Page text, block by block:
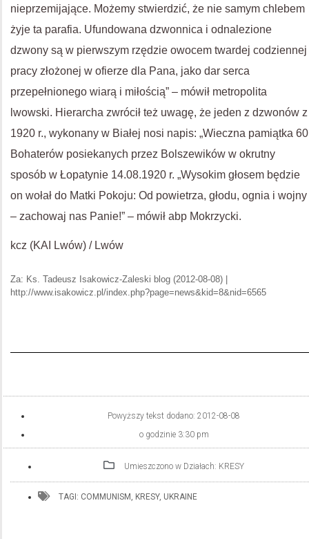
nieprzemijające. Możemy stwierdzić, że nie samym chlebem
żyje ta parafia. Ufundowana dzwonnica i odnalezione
dzwony są w pierwszym rzędzie owocem twardej codziennej
pracy złożonej w ofierze dla Pana, jako dar serca
przepełnionego wiarą i miłością” – mówił metropolita
lwowski. Hierarcha zwrócił też uwagę, że jeden z dzwonów z
1920 r., wykonany w Białej nosi napis: „Wieczna pamiątka 60
Bohaterów posiekanych przez Bolszewików w okrutny
sposób w Łopatynie 14.08.1920 r. „Wysokim głosem będzie
on wołał do Matki Pokoju: Od powietrza, głodu, ognia i wojny
– zachowaj nas Panie!” – mówił abp Mokrzycki.
kcz (KAI Lwów) / Lwów
Za: Ks. Tadeusz Isakowicz-Zaleski blog (2012-08-08) |
http://www.isakowicz.pl/index.php?page=news&kid=8&nid=6565
Powyższy tekst dodano: 2012-08-08
o godzinie 3:30 pm
Umieszczono w Działach: KRESY
TAGI: COMMUNISM , KRESY, UKRAINE